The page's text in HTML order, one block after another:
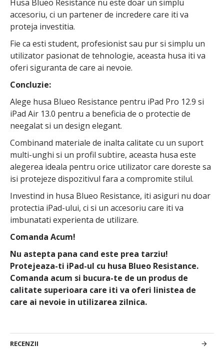
Husa Blueo Resistance nu este doar un simplu
accesoriu, ci un partener de incredere care iti va
proteja investitia.
Fie ca esti student, profesionist sau pur si simplu un
utilizator pasionat de tehnologie, aceasta husa iti va
oferi siguranta de care ai nevoie.
Concluzie:
Alege husa Blueo Resistance pentru iPad Pro 12.9 si
iPad Air 13.0 pentru a beneficia de o protectie de
neegalat si un design elegant.
Combinand materiale de inalta calitate cu un suport
multi-unghi si un profil subtire, aceasta husa este
alegerea ideala pentru orice utilizator care doreste sa
isi protejeze dispozitivul fara a compromite stilul.
Investind in husa Blueo Resistance, iti asiguri nu doar
protectia iPad-ului, ci si un accesoriu care iti va
imbunatati experienta de utilizare.
Comanda Acum!
Nu astepta pana cand este prea tarziu!
Protejeaza-ti iPad-ul cu husa Blueo Resistance.
Comanda acum si bucura-te de un produs de
calitate superioara care iti va oferi linistea de
care ai nevoie in utilizarea zilnica.
RECENZII